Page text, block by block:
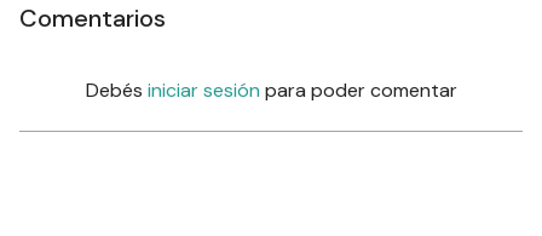
Comentarios
Debés iniciar sesión para poder comentar